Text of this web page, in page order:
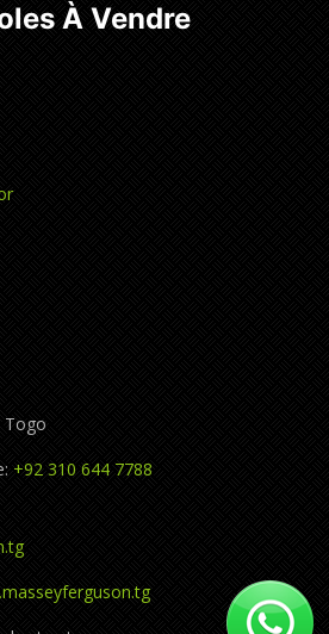
À Vendre
Togo
+92 310 644 7788